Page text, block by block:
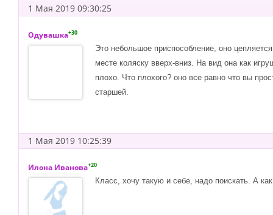
1 Мая 2019 09:30:25
Одувашка+30
Это небольшое приспособление, оно
месте коляску вверх-вниз. На вид она как
плохо. Что плохого? оно все равно что вы
старшей.
1 Мая 2019 10:25:39
Илона Иванова+20
Класс, хочу такую и себе, надо поискать. А